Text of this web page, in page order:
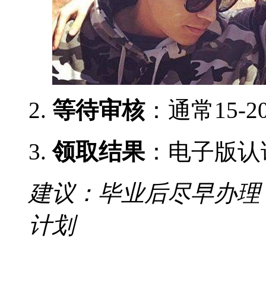
等待审核：通常15-
领取结果 ：电子版
建议：毕业后尽早办
计划